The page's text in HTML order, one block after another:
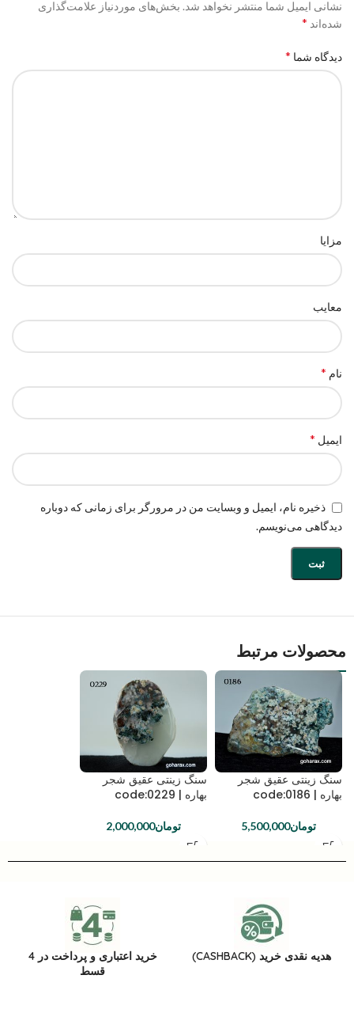
نشانی ایمیل شما منتشر نخواهد شد. بخش‌های موردنیاز علامت‌گذاری
شده‌اند *
دیدگاه شما *
مزایا
معایب
نام *
ایمیل *
ذخیره نام، ایمیل و وبسایت من در مرورگر برای زمانی که دوباره
دیدگاهی می‌نویسم.
محصولات مرتبط
سنگ زینتی عقیق شجر
بهاره | code:0186
تومان5,500,000
سنگ زینتی عقیق شجر
بهاره | code:0229
تومان2,000,000
هدیه نقدی خرید (CASHBACK)
خرید اعتباری و پرداخت در 4
قسط